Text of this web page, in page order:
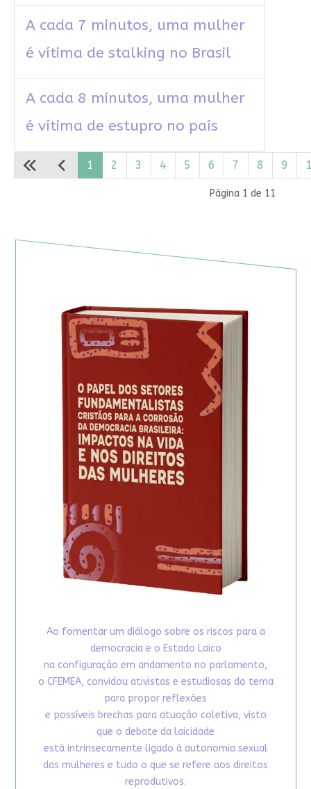
A cada 7 minutos, uma mulher
é vítima de stalking no Brasil
A cada 8 minutos, uma mulher
é vítima de estupro no país
Página 1 de 11
1 2 3 4 5 6 7 8 9
Ao fomentar um diálogo sobre os riscos para a
democracia e o Estado Laico
na configuração em andamento no parlamento,
o CFEMEA, convidou ativistas e estudiosas do tema
para propor reflexões
e possíveis brechas para atuação coletiva, visto
que o debate da laicidade
está intrinsecamente ligado à autonomia sexual
das mulheres e tudo o que se refere aos direitos
reprodutivos.